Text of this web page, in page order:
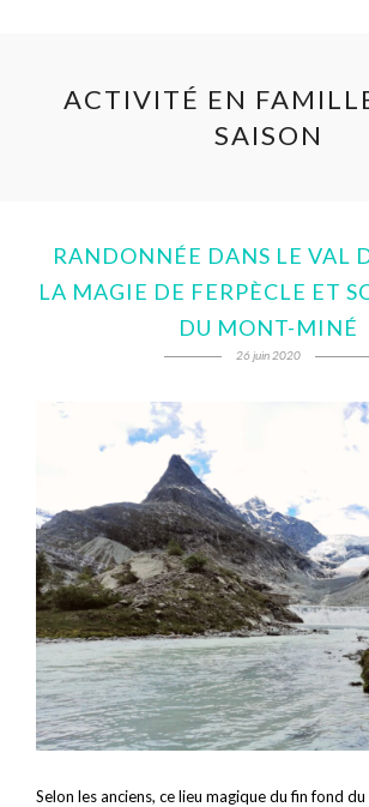
ACTIVITÉ EN
SAISON
RANDONNÉE DANS LE VAL
LA MAGIE DE FERPÈCLE ET
DU MONT-MINÉ
26 juin 2020
Selon les anciens, ce lieu magique du fin fond du